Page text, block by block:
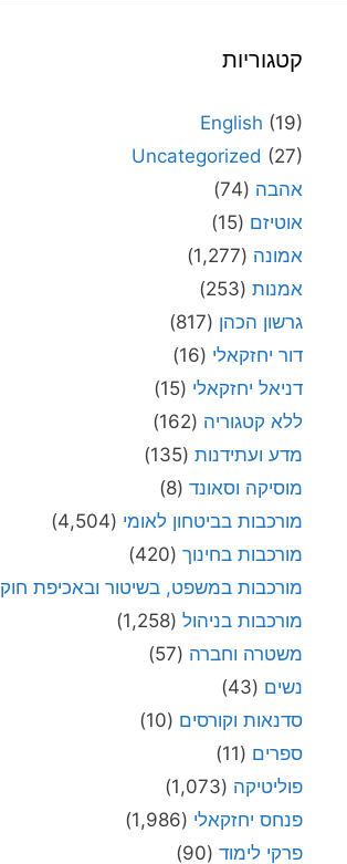
קטגוריות
English (19)
Uncategorized (27)
אהבה (74)
אוטיזם (15)
אמונה (1,277)
אמנות (253)
גרשון הכהן (817)
דור יחזקאלי (16)
דניאל יחזקאלי (15)
ללא קטגוריה (162)
מדע ועתידנות (135)
מוסיקה וסאונד (8)
מורכבות בביטחון לאומי (4,504)
מורכבות בחינוך (420)
מורכבות במשפט, בשיטור ובאכיפת חוק
מורכבות בניהול (1,258)
משטרה וחברה (57)
נשים (43)
סדנאות וקורסים (10)
ספרים (11)
פוליטיקה (1,073)
פנחס יחזקאלי (1,986)
פרקי לימוד (90)